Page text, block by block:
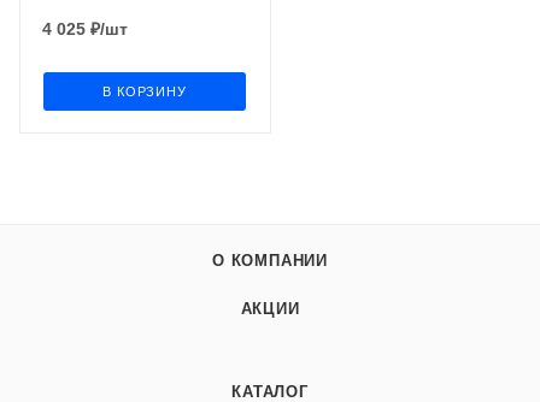
4 025 ₽/шт
В КОРЗИНУ
О КОМПАНИИ
АКЦИИ
КАТАЛОГ